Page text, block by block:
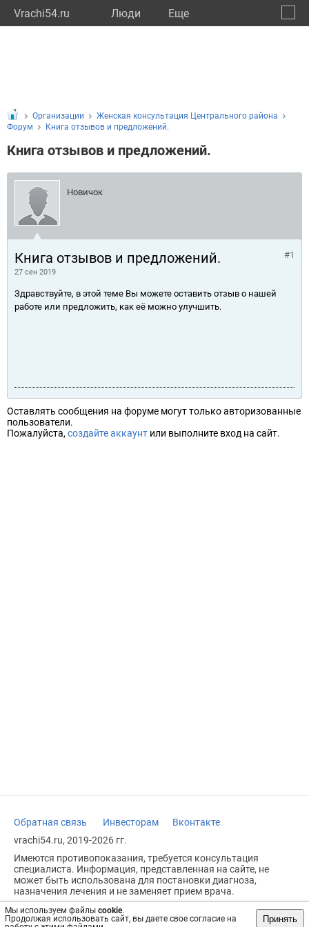
Vrachi54.ru Люди Eще
Мы используем файлы cookie.
Продолжая использовать сайт, вы даете свое согласие на
Принять
Организации
Женская консультация Центрального района
Форум
Книга отзывов и предложений.
Книга отзывов и предложений.
Новичок
Книга отзывов и предложений.
27 сен 2019
#1
Здравствуйте, в этой теме Вы можете оставить отзыв о нашей
работе или предложить, как её можно улучшить.
Оставлять сообщения на форуме могут только авторизованные
пользователи.
Пожалуйста, создайте аккаунт или выполните вход на сайт.
Обратная связь Инвесторам
Вконтакте
vrachi54.ru, 2019-2026 гг.
Имеются противопоказания, требуется консультация
специалиста. Информация, представленная на сайте, не
может быть использована для постановки диагноза,
назначения лечения и не заменяет прием врача.
Возрастное ограничение: 18+